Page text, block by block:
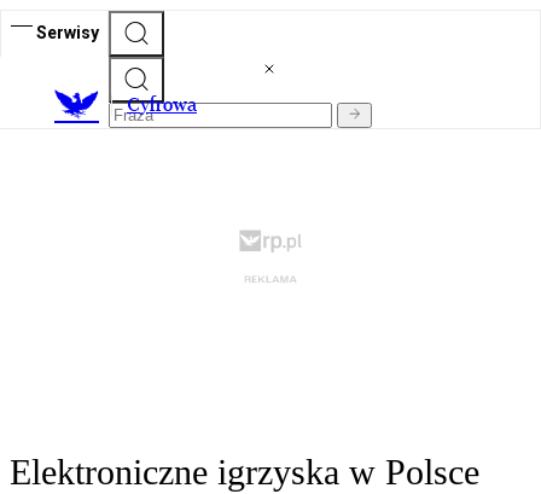
Serwisy
Cyfrowa
Elektroniczne igrzyska w Polsce